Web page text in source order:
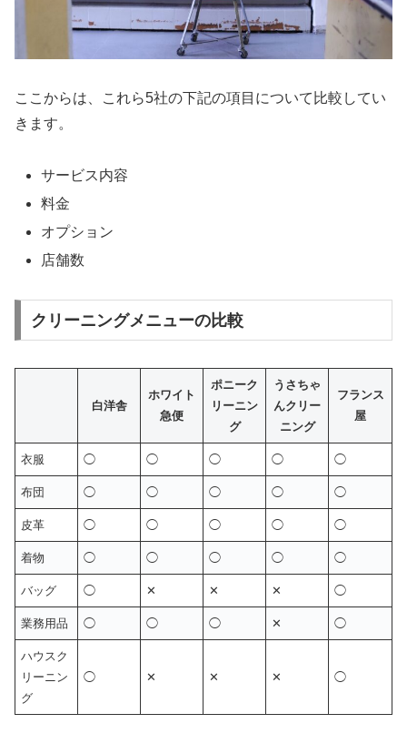
ここからは、これら5社の下記の項目について比較してい
きます。
サービス内容
料金
オプション
店舗数
クリーニングメニューの比較
白洋舎
ホワイト
急便
ポニーク
リーニン
グ
うさちゃ
んクリー
ニング
フランス
屋
衣服 ◯ ◯ ◯ ◯ ◯
布団 ◯ ◯ ◯ ◯ ◯
皮革 ◯ ◯ ◯ ◯ ◯
着物 ◯ ◯ ◯ ◯ ◯
バッグ ◯ ✕ ✕ ✕ ◯
業務用品 ◯ ◯ ◯ ✕ ◯
ハウスク
リーニン
グ
◯ ✕ ✕ ✕ ◯